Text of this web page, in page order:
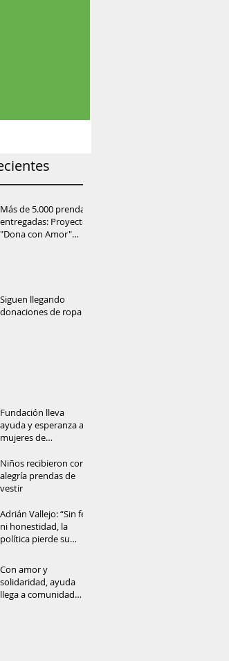
Más de 5.000 prendas
entregadas: Proyecto
"Dona con Amor"
Siguen llegando
donaciones de ropa
Fundación lleva
ayuda y esperanza a
mujeres de
amazónica
Niños recibieron con
alegría prendas de
vestir
Adrián Vallejo: “Sin fe
ni honestidad, la
política pierde su
Con amor y
solidaridad, ayuda
llega a comunidad